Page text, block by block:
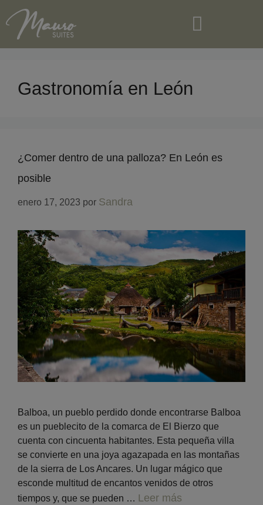
Gastronomía en León
¿Comer dentro de una palloza? En León es
posible
enero 17, 2023 por Sandra
Balboa, un pueblo perdido donde encontrarse Balboa
es un pueblecito de la comarca de El Bierzo que
cuenta con cincuenta habitantes. Esta pequeña villa
se convierte en una joya agazapada en las montañas
de la sierra de Los Ancares. Un lugar mágico que
esconde multitud de encantos venidos de otros
tiempos y, que se pueden … Leer más